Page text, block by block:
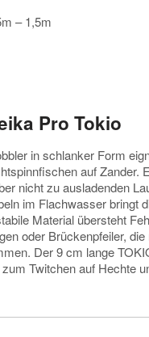
Pro Tokio
in schlanker Form
auf Zander.
nicht zu ausladenden
im Flachwasser bringt
Material übersteht
oder Brückenpfeiler, die
Der 9 cm lange
Twitchen auf Hechte
– 1,5m